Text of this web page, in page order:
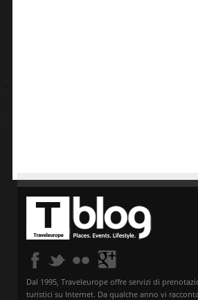
Dal 1995, Traveleurope offre servizi di
turistici su Internet. Da qualche anno vi